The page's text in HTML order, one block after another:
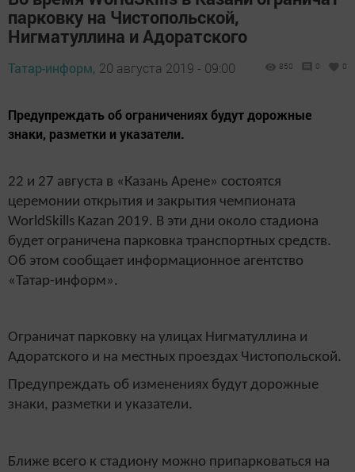
парковку на Чистопольской,
Нигматуллина и Адоратского
Татар-информ, 20 августа 2019 - 09:00 850 0 0
Предупреждать об ограничениях будут дорожные
знаки, разметки и указатели.
22 и 27 августа в «Казань Арене» состоятся
церемонии открытия и закрытия чемпионата
WorldSkills Kazan 2019. В эти дни около стадиона
будет ограничена парковка транспортных средств.
Об этом сообщает информационное агентство
«Татар-информ».
Ограничат парковку на улицах Нигматуллина и
Адоратского и на местных проездах Чистопольской.
Предупреждать об изменениях будут дорожные
знаки, разметки и указатели.
Ближе всего к стадиону можно припарковаться на